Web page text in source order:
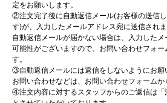
定をお願いします。
②注文完了後に自動返信メール(お客様の送信
す)が、入力したメールアドレス宛に送信され
自動返信メールが届かない場合は、入力した
可能性がございますので、お問い合わせフォー
す。
③自動返信メールには返信をしないようにお願
お問い合わせなどは、お問い合わせフォームか
④注文内容に対するスタッフからのご返信は「